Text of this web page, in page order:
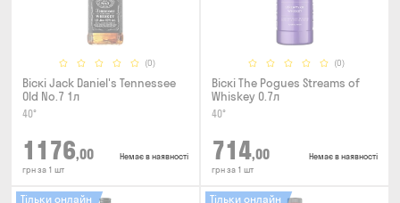
(0)
Віскі Jack Daniel's Tennessee
Old No.7 1л
40°
1176,00
грн за 1 шт
Немає в наявності
(0)
Віскі The Pogues Streams of
Whiskey 0.7л
40°
714,00
грн за 1 шт
Немає в наявності
Тільки онлайн Тільки онлайн